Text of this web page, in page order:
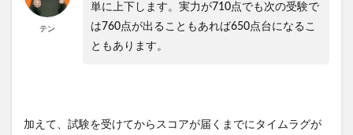
テン
単に上下します。実力が710点でも次の受験で
は760点が出ることもあれば650点台になるこ
ともあります。
加えて、試験を受けてからスコアが届くまでにタイムラグが